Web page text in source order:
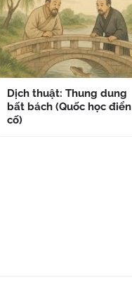
Dịch thuật: Thung dung
bất bách (Quốc học điển
cố)